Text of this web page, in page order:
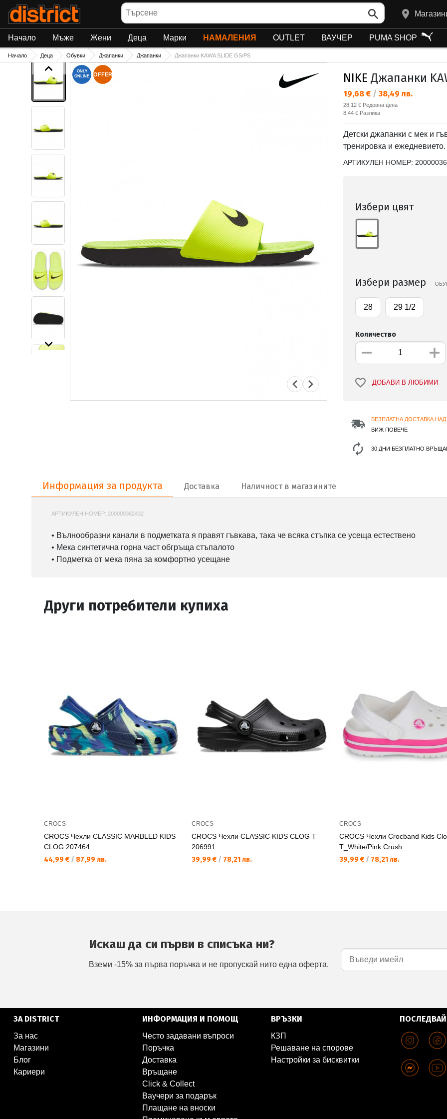
Търсене
Начало Мъже Жени Деца Марки НАМАЛЕНИЯ OUTLET ВАУЧЕР PUMA SHOP
Начало Деца Обувки Джапанки Джапанки Джапанки KAWA SLIDE GS/PS
ONLY
ONLINE
OFFER NIKE Джапанки
Текуща цена:
19,68 € / 38,49 лв.
Редовна цена:
28,12 € Редовна цена
Спестявате:
8,44 € Разлика
Детски джапанки с мек и
тренировка и ежедневието.
АРТИКУЛЕН НОМЕР:
Избери цвят
Избери размер
28 29 1/2
Количество
ДОБАВИ В ЛЮБИМИ
БЕЗПЛАТНА ДОСТАВКА НАД
ВИЖ ПОВЕЧЕ
30 ДНИ БЕЗПЛАТНО
Информация за продукта
Доставка Наличност в магазините
АРТИКУЛЕН НОМЕР: 200000362432
• Вълнообразни канали в подметката я правят гъвкава, така че всяка стъпка се усеща естествено
• Мека синтетична горна част обгръща стъпалото
• Подметка от мека пяна за комфортно усещане
Други потребители купиха
CROCS
CROCS Чехли CLASSIC MARBLED KIDS
CLOG 207464
44,99 € / 87,99 лв.
CROCS
CROCS Чехли CLASSIC KIDS CLOG T
206991
39,99 € / 78,21 лв.
CROCS
CROCS Чехли Crocband Kids
T_White/Pink Crush
39,99 € / 78,21 лв.
Искаш да си първи в списъка ни?
Вземи -15% за първа поръчка и не пропускай нито една оферта.
ЗА DISTRICT
За нас
Магазини
Блог
Кариери
ИНФОРМАЦИЯ И ПОМОЩ
Често задавани въпроси
Поръчка
Доставка
Връщане
Click & Collect
Ваучери за подарък
Плащане на вноски
ВРЪЗКИ
КЗП
Решаване на спорове
Настройки за бисквитки